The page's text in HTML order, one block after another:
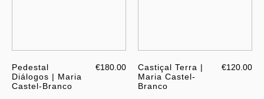
Pedestal
Diálogos | Maria
Castel-Branco
€180.00
Castiçal Terra |
Maria Castel-
Branco
€120.00